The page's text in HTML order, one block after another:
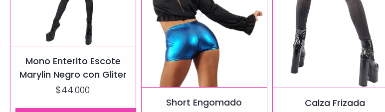
Mono Enterito Escote
Marylin Negro con Gliter
$44.000
Short Engomado
Calza Frizada